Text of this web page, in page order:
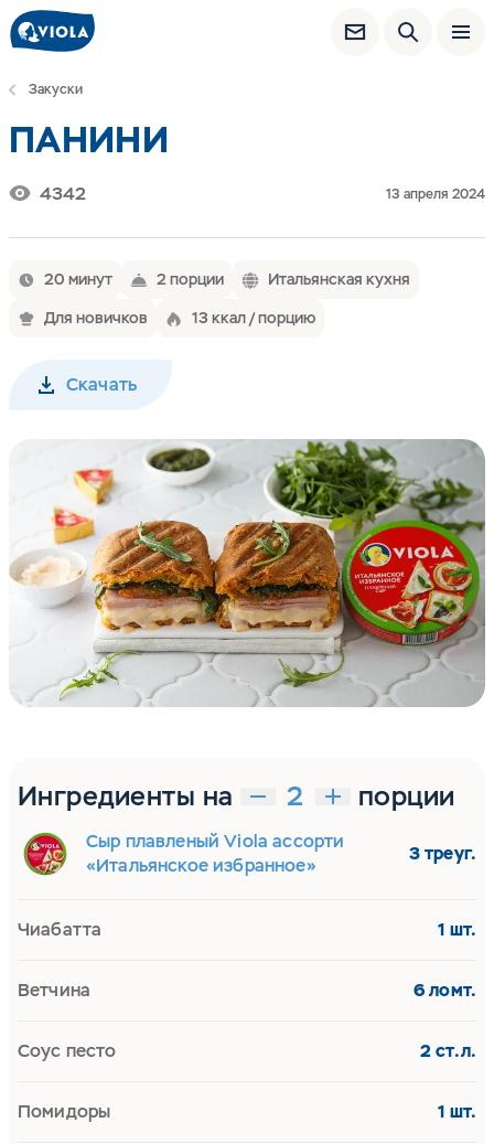
Закуски
ПАНИНИ
4342 13 апреля 2024
20 минут 2 порции
Итальянская кухня
Для новичков
13 ккал / порцию
Скачать
Ингредиенты на порции
Сыр плавленый Viola ассорти
«Итальянское избранное»
3 треуг.
Чиабатта 1 шт.
Ветчина 6 ломт.
Соус песто 2 ст.л.
Помидоры 1 шт.